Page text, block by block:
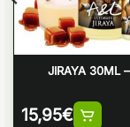
JIRAYA 30ML
15,95€